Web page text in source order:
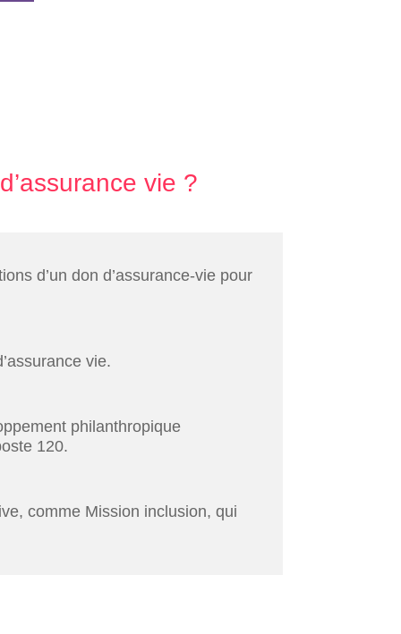
vie ?
d’un don d’assurance-vie pour
vie.
philanthropique
120.
comme Mission inclusion, qui